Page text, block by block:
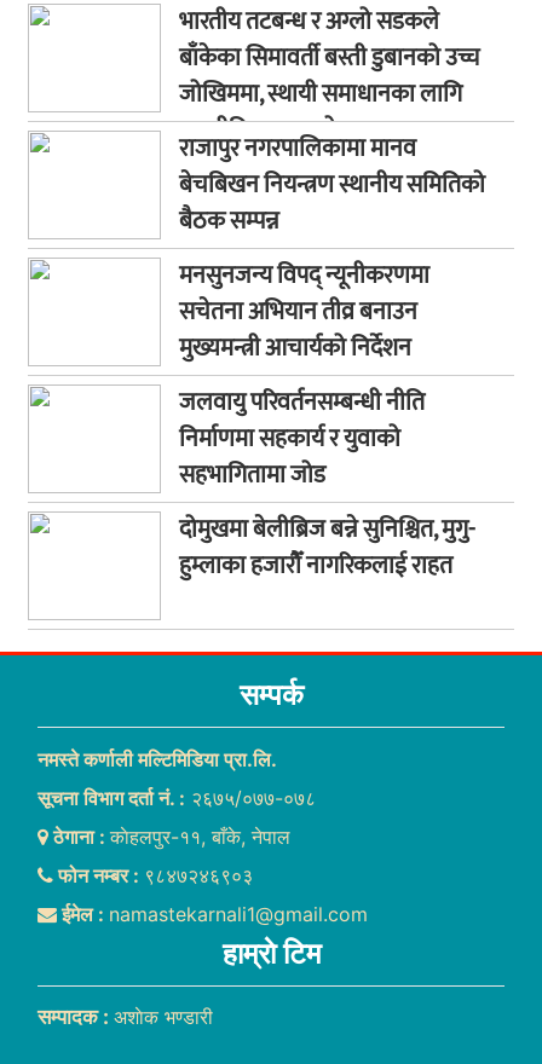
भारतीय तटबन्ध र अग्लो सडकले
बाँकेका सिमावर्ती बस्ती डुबानको उच्च
जोखिममा, स्थायी समाधानका लागि
कूटनीतिक पहलको माग
राजापुर नगरपालिकामा मानव
बेचबिखन नियन्त्रण स्थानीय समितिको
बैठक सम्पन्न
मनसुनजन्य विपद् न्यूनीकरणमा
सचेतना अभियान तीव्र बनाउन
मुख्यमन्त्री आचार्यको निर्देशन
जलवायु परिवर्तनसम्बन्धी नीति
निर्माणमा सहकार्य र युवाको
सहभागितामा जोड
दोमुखमा बेलीब्रिज बन्ने सुनिश्चित, मुगु-
हुम्लाका हजारौँ नागरिकलाई राहत
सम्पर्क
नमस्ते कर्णाली मल्टिमिडिया प्रा.लि.
सूचना विभाग दर्ता नं. : २६७५/०७७-०७८
ठेगाना :काेहलपुर-११, बाँके, नेपाल
फोन नम्बर : ९८४७२४६९०३
ईमेल : namastekarnali1@gmail.com
हाम्राे टिम
सम्पादक : अशाेक भण्डारी